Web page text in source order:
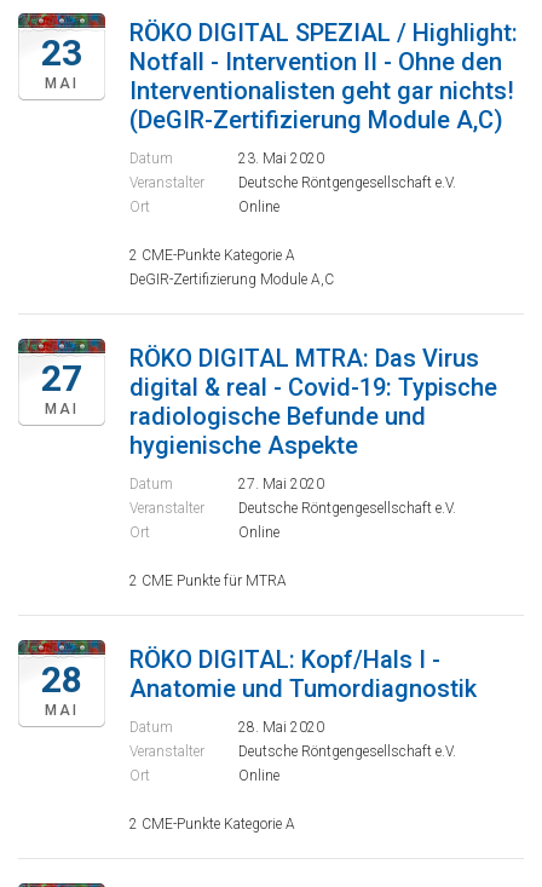
23
MAI
RÖKO DIGITAL SPEZIAL / Highlight:
Notfall - Intervention II - Ohne den
Interventionalisten geht gar nichts!
(DeGIR-Zertifizierung Module A,C)
Datum
23. Mai 2020
Veranstalter
Deutsche Röntgengesellschaft e.V.
Ort
Online
2 CME-Punkte Kategorie A
DeGIR-Zertifizierung Module A,C
27
MAI
RÖKO DIGITAL MTRA: Das Virus
digital & real - Covid-19: Typische
radiologische Befunde und
hygienische Aspekte
Datum
27. Mai 2020
Veranstalter
Deutsche Röntgengesellschaft e.V.
Ort
Online
2 CME Punkte für MTRA
28
MAI
RÖKO DIGITAL: Kopf/Hals I -
Anatomie und Tumordiagnostik
Datum
28. Mai 2020
Veranstalter
Deutsche Röntgengesellschaft e.V.
Ort
Online
2 CME-Punkte Kategorie A